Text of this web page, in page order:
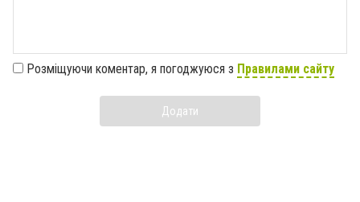
Розміщуючи коментар, я погоджуюся з Правилами сайту
Додати